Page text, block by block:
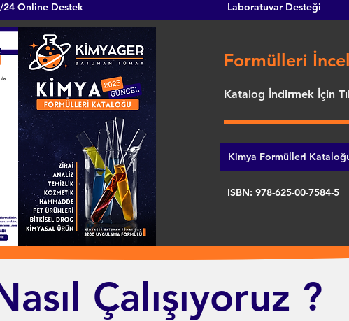
24 Online Destek Laboratuvar Desteği
Formülleri
Katalog İndirmek İçin
Kimya Formülleri
ISBN: 978-625-00-7584-5
Çalışıyoruz ?